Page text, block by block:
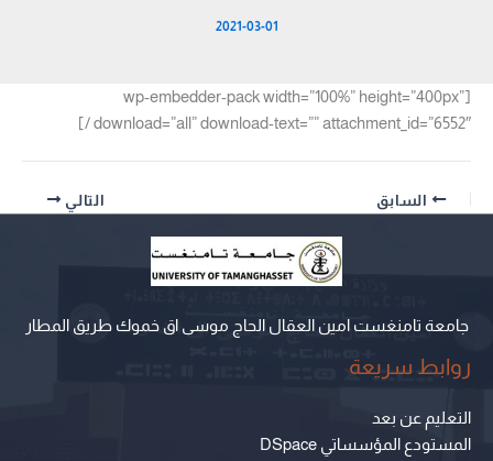
2021-03-01
[wp-embedder-pack width=”100%” height=”400px”
download=”all” download-text=”” attachment_id=”6552″ /]
السابق التالي
جامعة تامنغست امين العقال الحاج موسى اق خموك طريق المطار
روابط سريعة
التعليم عن بعد
المستودع المؤسساتي DSpace